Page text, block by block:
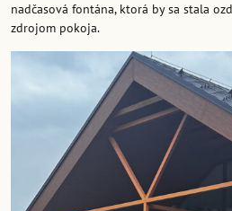
nadčasová fontána, ktorá by sa stala
zdrojom pokoja.